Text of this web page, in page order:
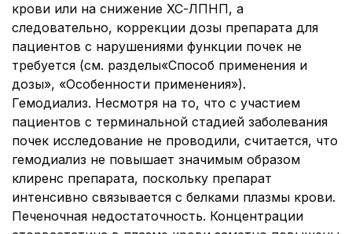
крови или на снижение ХС-ЛПНП, а
следовательно, коррекции дозы препарата для
пациентов с нарушениями функции почек не
требуется (см. разделы«Способ применения и
дозы», «Особенности применения»).
Гемодиализ. Несмотря на то, что с участием
пациентов с терминальной стадией заболевания
почек исследование не проводили, считается, что
гемодиализ не повышает значимым образом
клиренс препарата, поскольку препарат
интенсивно связывается с белками плазмы крови.
Печеночная недостаточность. Концентрации